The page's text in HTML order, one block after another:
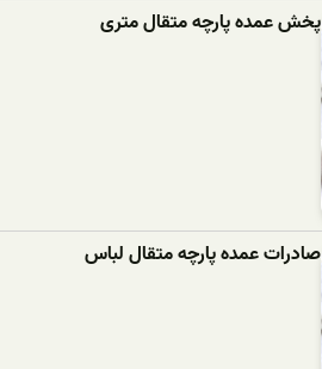
پخش عمده پارچه متقال متری
صادرات عمده پارچه متقال لباس